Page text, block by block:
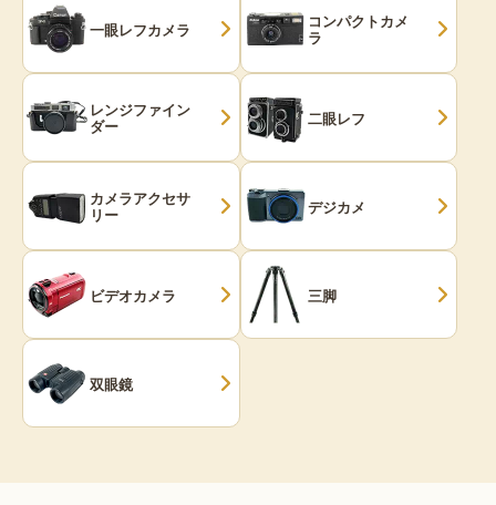
一眼レフカメラ コンパクトカメ
ラ
レンジファイン
ダー 二眼レフ
カメラアクセサ
リー デジカメ
ビデオカメラ 三脚
双眼鏡